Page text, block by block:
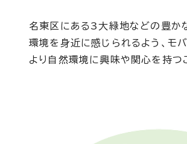
名東区にある3大緑地などの豊か
環境を身近に感じられるよう、モ
より自然環境に興味や関心を持つ